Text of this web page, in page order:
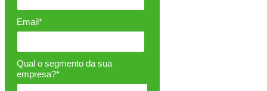
Email*
Qual o segmento da sua
empresa?*